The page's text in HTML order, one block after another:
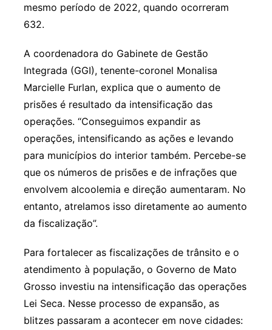
mesmo período de 2022, quando ocorreram
632.
A coordenadora do Gabinete de Gestão
Integrada (GGI), tenente-coronel Monalisa
Marcielle Furlan, explica que o aumento de
prisões é resultado da intensificação das
operações. “Conseguimos expandir as
operações, intensificando as ações e levando
para municípios do interior também. Percebe-se
que os números de prisões e de infrações que
envolvem alcoolemia e direção aumentaram. No
entanto, atrelamos isso diretamente ao aumento
da fiscalização”.
Para fortalecer as fiscalizações de trânsito e o
atendimento à população, o Governo de Mato
Grosso investiu na intensificação das operações
Lei Seca. Nesse processo de expansão, as
blitzes passaram a acontecer em nove cidades: